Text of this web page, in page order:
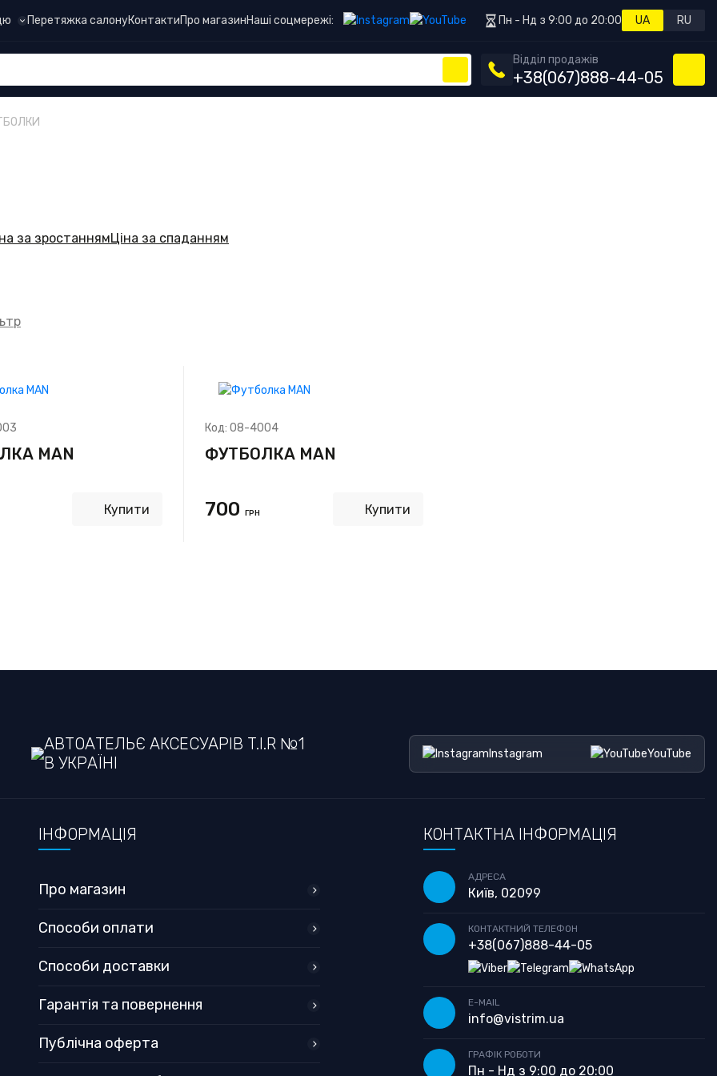
Перетяжка салонуКонтактиПро магазинНаші соцмережі: Пн - Нд з 9:00 до 20:00 UA RU
Відділ продажів
+38(067)888-44-05
за зростаннямЦіна за спаданням
MAN
Купити
Код: 08-4004
ФУТБОЛКА MAN
700 ГРН Купити
АВТОАТЕЛЬЄ АКСЕСУАРІВ T.I.R №1
В УКРАЇНІ
Instagram YouTube
ІНФОРМАЦІЯ
Про магазин
Способи оплати
Способи доставки
Гарантія та повернення
Публічна оферта
КОНТАКТНА ІНФОРМАЦІЯ
АДРЕСА
Київ, 02099
КОНТАКТНИЙ ТЕЛЕФОН
+38(067)888-44-05
E-MAIL
info@vistrim.ua
ГРАФІК РОБОТИ
Пн - Нд з 9:00 до 20:00